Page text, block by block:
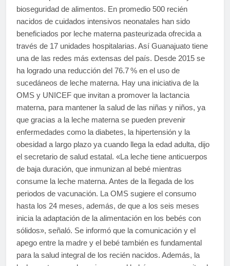
bioseguridad de alimentos. En promedio 500 recién
nacidos de cuidados intensivos neonatales han sido
beneficiados por leche materna pasteurizada ofrecida a
través de 17 unidades hospitalarias. Así Guanajuato tiene
una de las redes más extensas del país. Desde 2015 se
ha logrado una reducción del 76.7 % en el uso de
sucedáneos de leche materna. Hay una iniciativa de la
OMS y UNICEF que invitan a promover la lactancia
materna, para mantener la salud de las niñas y niños, ya
que gracias a la leche materna se pueden prevenir
enfermedades como la diabetes, la hipertensión y la
obesidad a largo plazo ya cuando llega la edad adulta, dijo
el secretario de salud estatal. «La leche tiene anticuerpos
de baja duración, que inmunizan al bebé mientras
consume la leche materna. Antes de la llegada de los
periodos de vacunación. La OMS sugiere el consumo
hasta los 24 meses, además, de que a los seis meses
inicia la adaptación de la alimentación en los bebés con
sólidos», señaló. Se informó que la comunicación y el
apego entre la madre y el bebé también es fundamental
para la salud integral de los recién nacidos. Además, la